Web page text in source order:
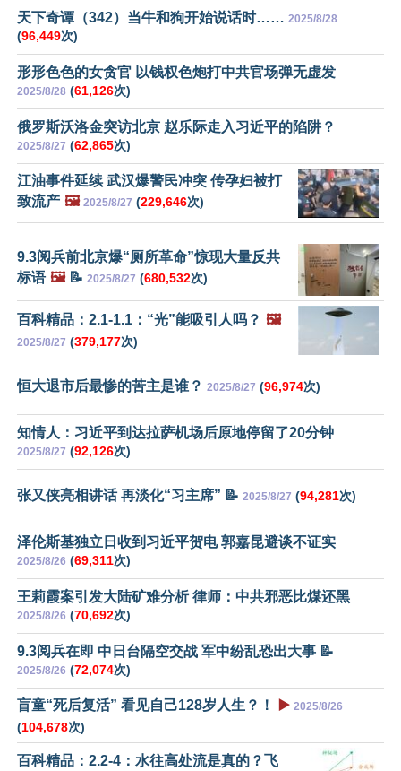
天下奇谭（342）当牛和狗开始说话时…… 2025/8/28
(96,449次)
形形色色的女贪官 以钱权色炮打中共官场弹无虚发
2025/8/28 (61,126次)
俄罗斯沃洛金突访北京 赵乐际走入习近平的陷阱？
2025/8/27 (62,865次)
江油事件延续 武汉爆警民冲突 传孕妇被打
致流产 🖼️ 2025/8/27 (229,646次)
9.3阅兵前北京爆“厕所革命”惊现大量反共
标语 🖼️📝 2025/8/27 (680,532次)
百科精品：2.1-1.1：“光”能吸引人吗？ 🖼️
2025/8/27 (379,177次)
恒大退市后最惨的苦主是谁？ 2025/8/27 (96,974次)
知情人：习近平到达拉萨机场后原地停留了20分钟
2025/8/27 (92,126次)
张又侠亮相讲话 再淡化“习主席” 📝 2025/8/27 (94,281次)
泽伦斯基独立日收到习近平贺电 郭嘉昆避谈不证实
2025/8/26 (69,311次)
王莉霞案引发大陆矿难分析 律师：中共邪恶比煤还黑
2025/8/26 (70,692次)
9.3阅兵在即 中日台隔空交战 军中纷乱恐出大事 📝
2025/8/26 (72,074次)
盲童“死后复活” 看见自己128岁人生？！ ▶️ 2025/8/26
(104,678次)
百科精品：2.2-4：水往高处流是真的？飞